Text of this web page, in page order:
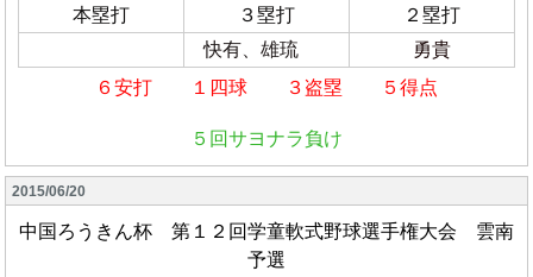
本塁打
３塁打
２塁打
快有、雄琉
勇貴
６安打 １四球 ３盗塁 ５得点
５回サヨナラ負け
2015/06/20
中国ろうきん杯 第１２回学童軟式野球選手権大会 雲南
予選